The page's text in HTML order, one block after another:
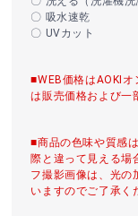
〇 吸水速乾
〇 UVカット
■WEB価格はAOKI
は販売価格および一
■商品の色味や質感
際と違って見える場
フ撮影画像は、光の
いますのでご了承く